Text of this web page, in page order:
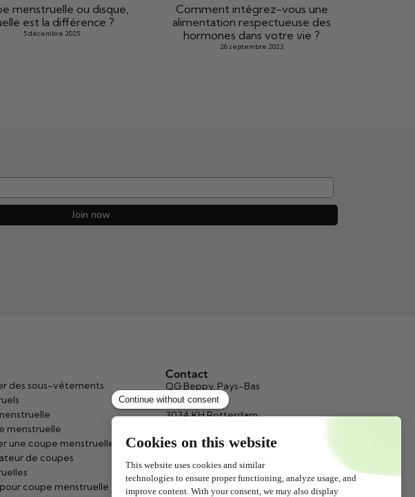
menstruelle ou disque,
est la différence ?
5 décembre 2025
Comment intégrez-vous une
alimentation respectueuse des
hormones dans votre vie ?
26 septembre 2023
Join now
des sous-vêtements
menstruelle
une coupe menstruelle
de coupes
coupe menstruelle
Contact
QG Beppy, Pays-Bas
Signaleur 1-3
3034 KH Rotterdam
info@beppy.com
Chambre de commerce : 24123466